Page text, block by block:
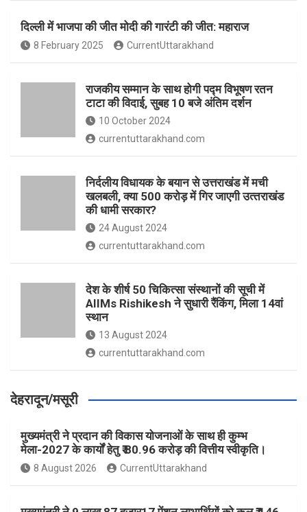
ce
b
o
o
at
s
A
p
p
e
दिल्ली में भाजपा की जीत मोदी की गारंटी की जीत: महाराज
8 February 2025 CurrentUttarakhand
राजकीय सम्मान के साथ होगी पद्म विभूषण रतन
टाटा की विदाई, सुबह 10 बजे अंतिम दर्शन
10 October 2024
currentuttarakhand.com
निर्दलीय विधायक के बयान से उत्तराखंड में मची
खलबली, क्‍या 500 करोड़ में गिर जाएगी उत्‍तराखंड
की धामी सरकार?
24 August 2024
currentuttarakhand.com
देश के शीर्ष 50 चिकित्सा संस्थानों की सूची में
AIIMs Rishikesh ने सुधारी रैंकिंग, मिला 14वां
स्थान
13 August 2024
currentuttarakhand.com
देहरादून/मसूरी
मुख्यमंत्री ने प्रदान की विकास योजनाओं के साथ ही कुम्भ
मेला-2027 के कार्यों हेतु ₹ 80.96 करोड़ की वित्तीय स्वीकृति।
8 August 2026 CurrentUttarakhand